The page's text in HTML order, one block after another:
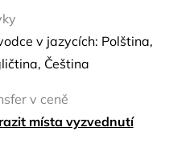
v jazycích: Polština,
Čeština
v ceně
místa vyzvednutí